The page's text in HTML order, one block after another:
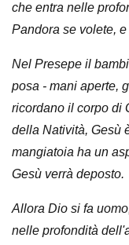
che entra nelle
Pandora se volete,
Nel Presepe il
posa - mani aperte,
ricordano il corpo di
della Natività, Gesù
mangiatoia ha un
Gesù verrà deposto.
Allora Dio si fa
nelle profondità